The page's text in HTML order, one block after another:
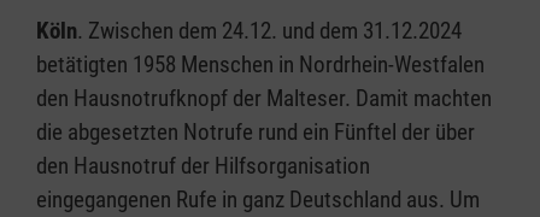
Köln. Zwischen dem 24.12. und dem 31.12.2024
betätigten 1958 Menschen in Nordrhein-Westfalen
den Hausnotrufknopf der Malteser. Damit machten
die abgesetzten Notrufe rund ein Fünftel der über
den Hausnotruf der Hilfsorganisation
eingegangenen Rufe in ganz Deutschland aus. Um